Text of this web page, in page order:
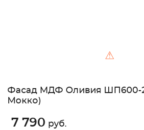
⚠
Фасад МДФ Оливия ШП600-
Мокко)
7 790 руб.